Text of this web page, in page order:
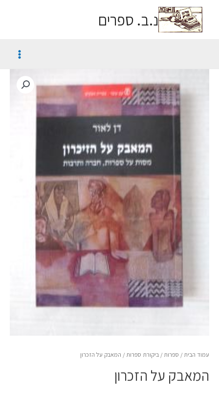
נ.ב. ספרים
עמוד הבית / ספרות / ביקורת ספרות / המאבק על הזכרון
המאבק על הזכרון